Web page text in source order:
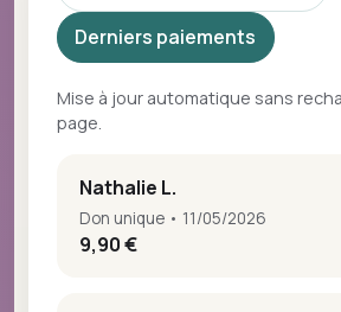
Derniers paiements
Mise à jour automatique sans
page.
Nathalie L.
Don unique • 11/05/2026
9,90 €